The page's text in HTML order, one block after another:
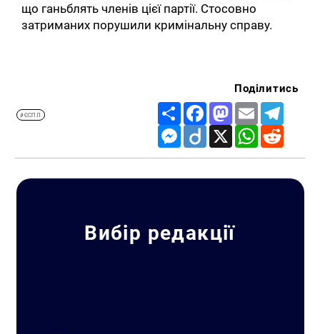
що ганьблять членів цієї партії. Стосовно
затриманих порушили кримінальну справу.
#ЄСПЛ
Поділитись
Share FacebookMastodon
Email
Messenger
Diigo X WhatsApp
Вибір редакції